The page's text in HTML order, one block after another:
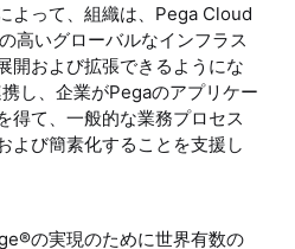
よって、組織は、Pega Cloud
高いグローバルなインフラス
開および拡張できるようにな
し、企業がPegaのアプリケー
得て、一般的な業務プロセス
よび簡素化することを支援し
の実現のために世界有数の